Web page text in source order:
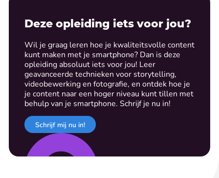
Deze opleiding iets voor jou?
Wil je graag leren hoe je kwaliteitsvolle content
kunt maken met je smartphone? Dan is deze
opleiding absoluut iets voor jou! Leer
geavanceerde technieken voor storytelling,
videobewerking en fotografie, en ontdek hoe je
je content naar een hoger niveau kunt tillen met
behulp van je smartphone. Schrijf je nu in!
Schrijf mij nu in!